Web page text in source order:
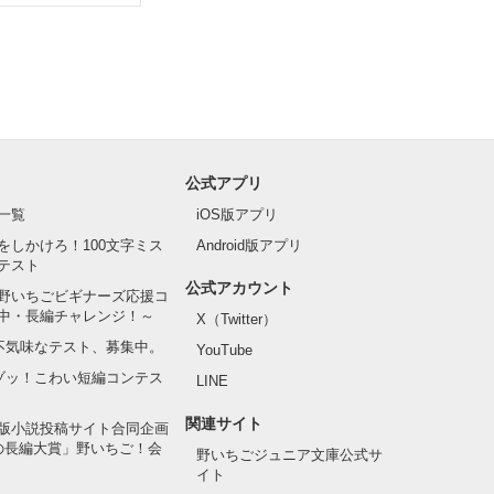
覧
しかけろ！100文字ミス
スト
いちごビギナーズ応援コ
・長編チャレンジ！～
味なテスト、募集中。
ッ！こわい短編コンテス
小説投稿サイト合同企画
長編大賞」野いちご！会
公式アプリ
iOS版アプリ
Android版アプリ
公式アカウント
X（Twitter）
YouTube
LINE
関連サイト
野いちごジュニア文庫公式サ
イト